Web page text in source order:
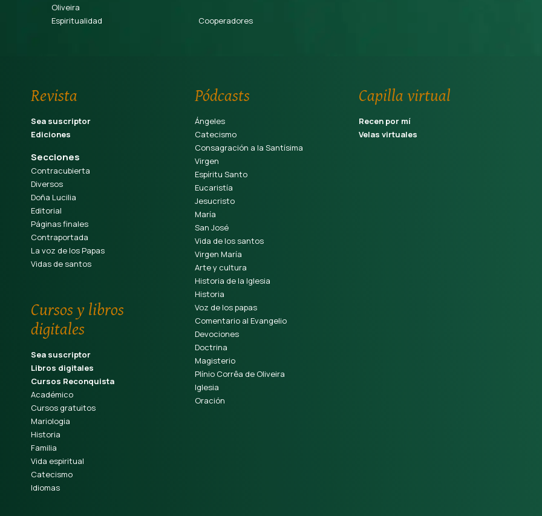
Oliveira
Espiritualidad Cooperadores
Revista
Sea suscriptor
Ediciones
Secciones
Contracubierta
Diversos
Doña Lucilia
Editorial
Páginas finales
Contraportada
La voz de los Papas
Vidas de santos
Cursos y libros
digitales
Sea suscriptor
Libros digitales
Cursos Reconquista
Académico
Cursos gratuitos
Mariologia
Historia
Familia
Vida espiritual
Catecismo
Idiomas
Pódcasts
Ángeles
Catecismo
Consagración a la Santísima
Virgen
Espíritu Santo
Eucaristía
Jesucristo
María
San José
Vida de los santos
Virgen María
Arte y cultura
Historia de la Iglesia
Historia
Voz de los papas
Comentario al Evangelio
Devociones
Doctrina
Magisterio
Plínio Corrêa de Oliveira
Iglesia
Oración
Capilla virtual
Recen por mí
Velas virtuales